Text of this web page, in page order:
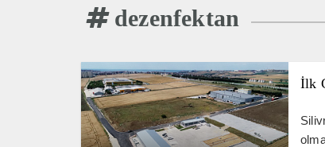
dezenfektan
İlk